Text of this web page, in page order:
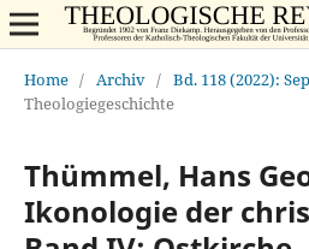
Home / Archiv / Bd. 118 (2022):
Theologiegeschichte
Thümmel, Hans
Ikonologie der